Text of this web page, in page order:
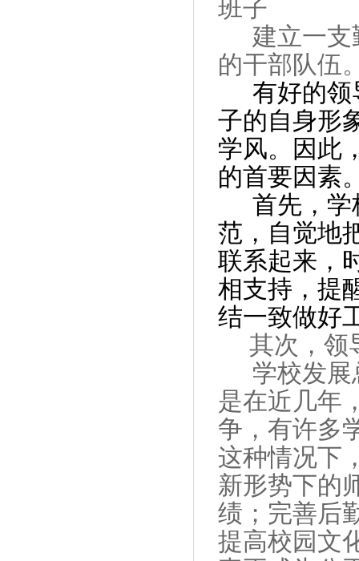
班子
建立一
的干部队伍
有好的领
子的自身形
学风。因此
的首要因素
首先，学
范，自觉地
联系起来，
相支持，提
结一致做好
其次，领
学校发
是在近几年
争，有许多
这种情况下
新形势下的
绩；完善后
提高校园文